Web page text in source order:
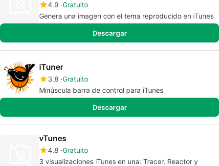
4.9 Gratuito
Genera una imagen con el tema reproducido en iTunes
Descargar
iTuner
3.8 Gratuito
Minúscula barra de control para iTunes
Descargar
vTunes
4.8 Gratuito
3 visualizaciones iTunes en una: Tracer, Reactor y